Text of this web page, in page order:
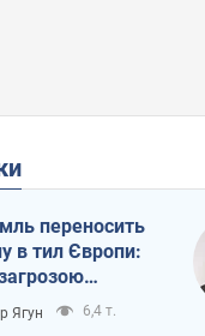
переносить
в тил Європи:
логістика
Ягун 6,4 т.